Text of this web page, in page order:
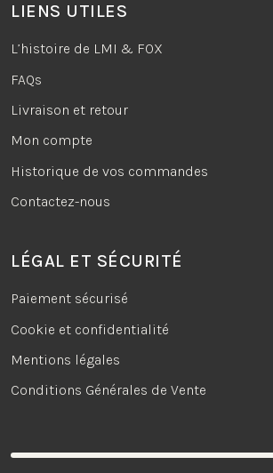
LIENS UTILES
L’histoire de LMI & FOX
FAQs
Livraison et retour
Mon compte
Historique de vos commandes
Contactez-nous
LÉGAL ET SÉCURITÉ
Paiement sécurisé
Cookie et confidentialité
Mentions légales
Conditions Générales de Vente